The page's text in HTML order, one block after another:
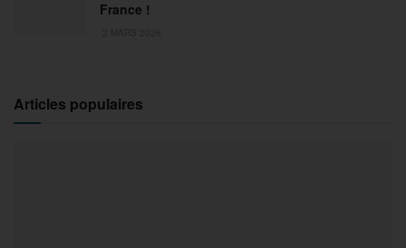
France !
Articles populaires